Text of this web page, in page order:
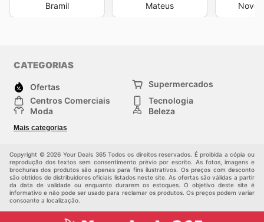
Bramil Mateus Novo
CATEGORIAS
Ofertas
Supermercados
Centros Comerciais
Tecnologia
Moda
Beleza
Construção e jardinagem
Mais categorias
Copyright © 2026 Your Deals 365 Todos os direitos reservados. É proibida a cópia ou
reprodução dos textos sem consentimento prévio por escrito. As fotos, imagens e
brochuras dos produtos são apenas para fins ilustrativos. Os preços com desconto
são obtidos de distribuidores oficiais listados neste site. As ofertas são válidas a partir
da data de validade ou enquanto durarem os estoques. O objetivo deste site é
informativo e não pode ser usado para reclamar os produtos. Os preços podem variar
consoante a localização.